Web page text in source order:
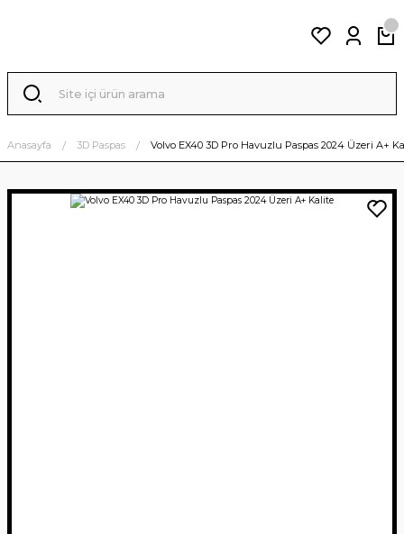
Anasayfa 3D Paspas Volvo EX40 3D Pro Havuzlu Paspas 2024 Üzeri A+